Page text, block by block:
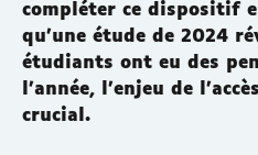
compléter ce dispositif
qu'une étude de 2024
étudiants ont eu des
l'année, l'enjeu de
crucial.